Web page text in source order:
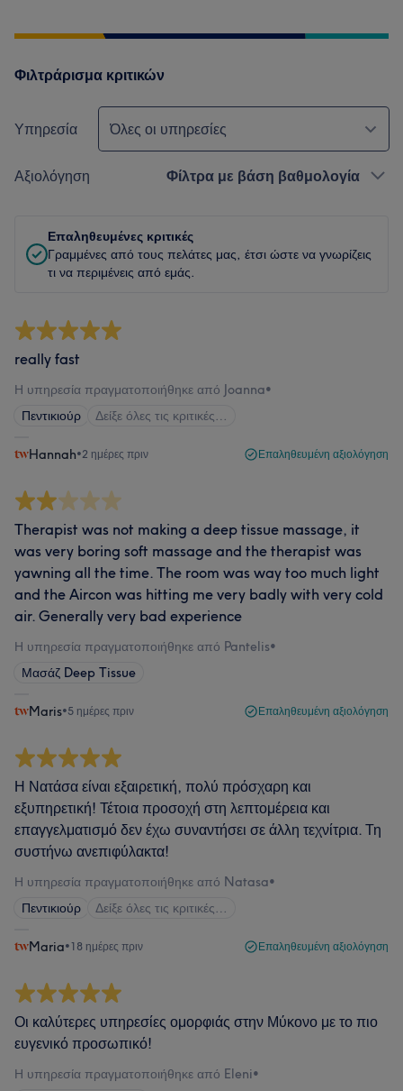
Φιλτράρισμα κριτικών
Υπηρεσία Όλες οι υπηρεσίες
Αξιολόγηση Φίλτρα με βάση βαθμολογία
Επαληθευμένες κριτικές
Γραμμένες από τους πελάτες μας, έτσι ώστε να γνωρίζεις
τι να περιμένεις από εμάς.
really fast
Η υπηρεσία πραγματοποιήθηκε από Joanna•
Πεντικιούρ
Δείξε όλες τις κριτικές…
Hannah•2 ημέρες πριν Επαληθευμένη αξιολόγηση
Therapist was not making a deep tissue massage, it
was very boring soft massage and the therapist was
yawning all the time. The room was way too much light
and the Aircon was hitting me very badly with very cold
air. Generally very bad experience
Η υπηρεσία πραγματοποιήθηκε από Pantelis•
Μασάζ Deep Tissue
Maris•5 ημέρες πριν Επαληθευμένη αξιολόγηση
Η Νατάσα είναι εξαιρετική, πολύ πρόσχαρη και
εξυπηρετική! Τέτοια προσοχή στη λεπτομέρεια και
επαγγελματισμό δεν έχω συναντήσει σε άλλη τεχνίτρια. Τη
συστήνω ανεπιφύλακτα!
Η υπηρεσία πραγματοποιήθηκε από Natasa•
Πεντικιούρ
Δείξε όλες τις κριτικές…
Maria•18 ημέρες πριν Επαληθευμένη αξιολόγηση
Οι καλύτερες υπηρεσίες ομορφιάς στην Μύκονο με το πιο
ευγενικό προσωπικό!
Η υπηρεσία πραγματοποιήθηκε από Eleni•